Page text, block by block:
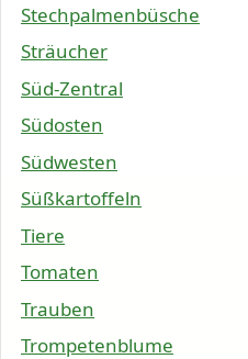
Stechpalmenbüsche
Sträucher
Süd-Zentral
Südosten
Südwesten
Süßkartoffeln
Tiere
Tomaten
Trauben
Trompetenblume